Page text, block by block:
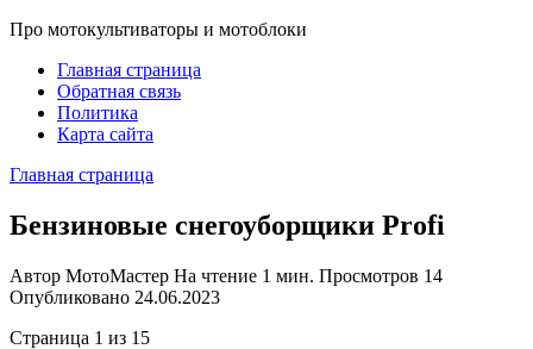
Про мотокультиваторы и мотоблоки
Главная страница
Обратная связь
Политика
Карта сайта
Главная страница
Бензиновые снегоуборщики Profi
Автор МотоМастер На чтение 1 мин. Просмотров 14
Опубликовано 24.06.2023
Страница 1 из 15